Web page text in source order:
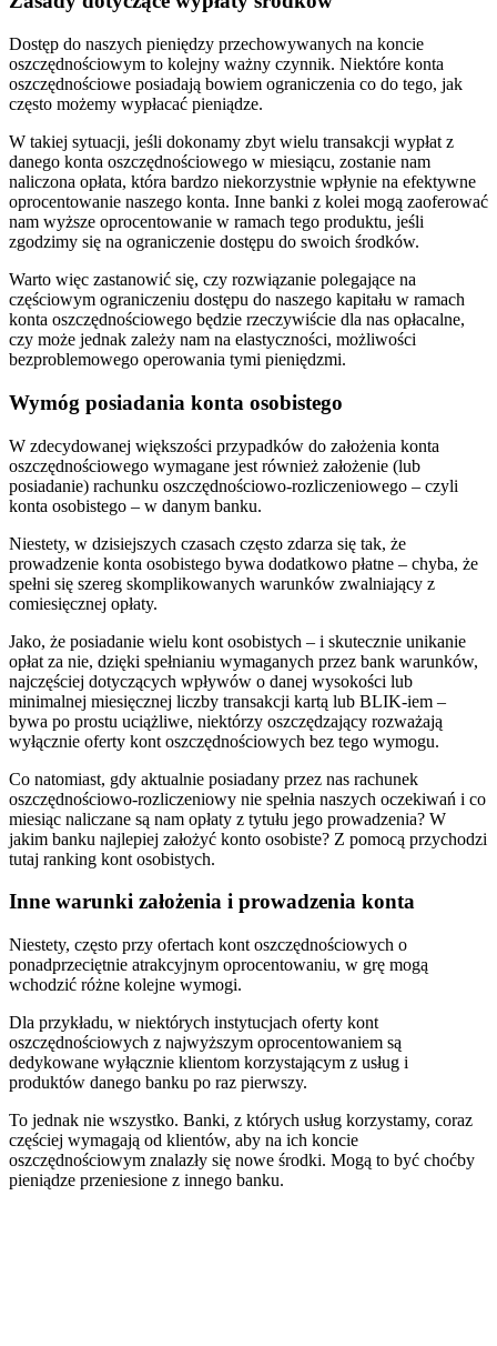
Dostęp do naszych pieniędzy przechowywanych na koncie
oszczędnościowym to kolejny ważny czynnik. Niektóre konta
oszczędnościowe posiadają bowiem ograniczenia co do tego, jak
często możemy wypłacać pieniądze.
W takiej sytuacji, jeśli dokonamy zbyt wielu transakcji wypłat z
danego konta oszczędnościowego w miesiącu, zostanie nam
naliczona opłata, która bardzo niekorzystnie wpłynie na efektywne
oprocentowanie naszego konta. Inne banki z kolei mogą zaoferować
nam wyższe oprocentowanie w ramach tego produktu, jeśli
zgodzimy się na ograniczenie dostępu do swoich środków.
Warto więc zastanowić się, czy rozwiązanie polegające na
częściowym ograniczeniu dostępu do naszego kapitału w ramach
konta oszczędnościowego będzie rzeczywiście dla nas opłacalne,
czy może jednak zależy nam na elastyczności, możliwości
bezproblemowego operowania tymi pieniędzmi.
Wymóg posiadania konta osobistego
W zdecydowanej większości przypadków do założenia konta
oszczędnościowego wymagane jest również założenie (lub
posiadanie) rachunku oszczędnościowo-rozliczeniowego – czyli
konta osobistego – w danym banku.
Niestety, w dzisiejszych czasach często zdarza się tak, że
prowadzenie konta osobistego bywa dodatkowo płatne – chyba, że
spełni się szereg skomplikowanych warunków zwalniający z
comiesięcznej opłaty.
Jako, że posiadanie wielu kont osobistych – i skutecznie unikanie
opłat za nie, dzięki spełnianiu wymaganych przez bank warunków,
najczęściej dotyczących wpływów o danej wysokości lub
minimalnej miesięcznej liczby transakcji kartą lub BLIK-iem –
bywa po prostu uciążliwe, niektórzy oszczędzający rozważają
wyłącznie oferty kont oszczędnościowych bez tego wymogu.
Co natomiast, gdy aktualnie posiadany przez nas rachunek
oszczędnościowo-rozliczeniowy nie spełnia naszych oczekiwań i co
miesiąc naliczane są nam opłaty z tytułu jego prowadzenia? W
jakim banku najlepiej założyć konto osobiste? Z pomocą przychodzi
tutaj ranking kont osobistych.
Inne warunki założenia i prowadzenia konta
Niestety, często przy ofertach kont oszczędnościowych o
ponadprzeciętnie atrakcyjnym oprocentowaniu, w grę mogą
wchodzić różne kolejne wymogi.
Dla przykładu, w niektórych instytucjach oferty kont
oszczędnościowych z najwyższym oprocentowaniem są
dedykowane wyłącznie klientom korzystającym z usług i
produktów danego banku po raz pierwszy.
To jednak nie wszystko. Banki, z których usług korzystamy, coraz
częściej wymagają od klientów, aby na ich koncie
oszczędnościowym znalazły się nowe środki. Mogą to być choćby
pieniądze przeniesione z innego banku.